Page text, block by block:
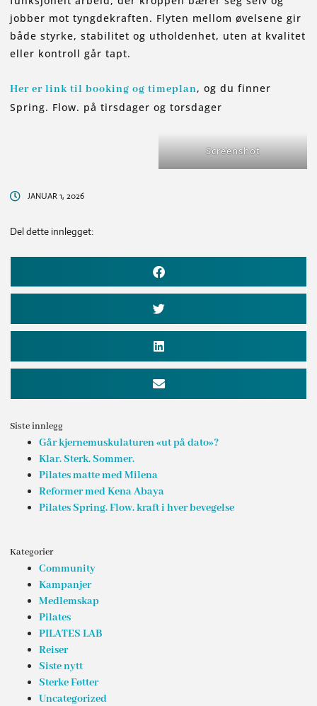
jobber mot tyngdekraften. Flyten mellom øvelsene gir
både styrke, stabilitet og utholdenhet, uten at kvalitet
eller kontroll går tapt.
Her er link til booking og timeplan, og du finner
Spring. Flow. på tirsdager og torsdager
Screenshot
JANUAR 1, 2026
Del dette innlegget:
Siste innlegg
Går kjernemuskulaturen «ut på dato»?
Klar. Sterk. Sommer.
Pilates matte med Milena
Reformer med Kena Abaya
Pilates Spring. Flow. kraft i hver bevegelse
Kategorier
Community
Kampanjer
Medlemskap
Pilates
PILATES LAB
Reiser
Siste nytt
Sterke Føtter
Uncategorized